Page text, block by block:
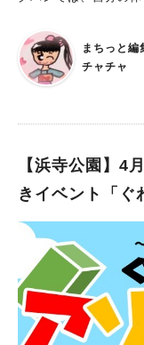
しんでください！ ぜひ、展示の中から、お気に入りの作品を見
つ
館企画展「元気いっぱい
2026年4月14日(火)～
は16 時 30 分まで）
び場“堺市立ビッグ
だけれど、各階で展
ころ。 入口から階段を上がった2階では、「からだトリビア」が
展示されています。 3階では、「日本人に一番多い血液型は？」
など、気になる「か
階では、動物病院コ
も実施中！ ■人気のワークショップは要チェック 期間中の特定
日に開催されている
まちっと編
チャチャ
【浜寺公園】4
きイベント「ぐ